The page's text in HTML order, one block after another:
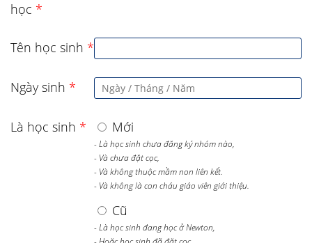
học *
Tên học sinh *
Ngày sinh *
Là học sinh * Mới
- Là học sinh chưa đăng ký nhóm nào,
- Và chưa đặt cọc,
- Và không thuộc mầm non liên kết.
- Và không là con cháu giáo viên giới thiệu.
Cũ
- Là học sinh đang học ở Newton,